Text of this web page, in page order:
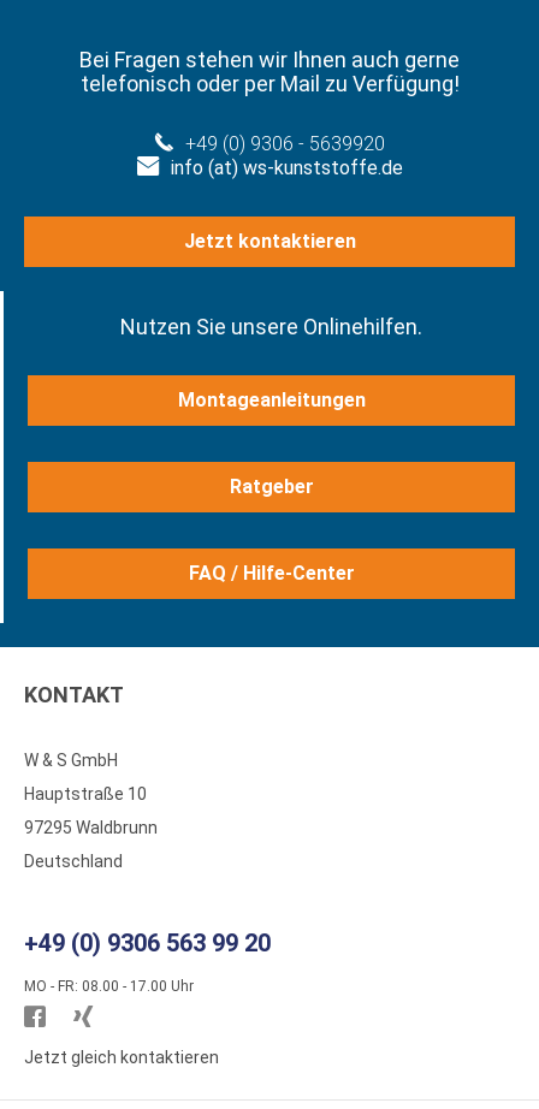
Bei Fragen stehen wir Ihnen auch gerne
telefonisch oder per Mail zu Verfügung!
+49 (0) 9306 - 5639920
info (at) ws-kunststoffe.de
Jetzt kontaktieren
Nutzen Sie unsere Onlinehilfen.
Montageanleitungen
Ratgeber
FAQ / Hilfe-Center
KONTAKT
W & S GmbH
Hauptstraße 10
97295 Waldbrunn
Deutschland
+49 (0) 9306 563 99 20
MO - FR: 08.00 - 17.00 Uhr
Besuchen
Sie
Sie
Jetzt gleich kontaktieren